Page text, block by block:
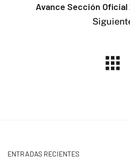
Avance Sección Oficial
ENTRADAS RECIENTES